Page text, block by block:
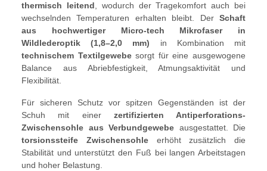
thermisch leitend , wodurch der Tragekomfort auch bei
wechselnden Temperaturen erhalten bleibt. Der Schaft
aus hochwertiger Micro-tech Mikrofaser in
Wildlederoptik (1,8–2,0 mm) in Kombination mit
technischem Textilgewebesorgt für eine ausgewogene
Balance aus Abriebfestigkeit, Atmungsaktivität und
Flexibilität.
Für sicheren Schutz vor spitzen Gegenständen ist der
Schuh mit einer zertifizierten Antiperforations-
Zwischensohle aus Verbundgewebe ausgestattet. Die
torsionssteife Zwischensohleerhöht zusätzlich die
Stabilität und unterstützt den Fuß bei langen Arbeitstagen
und hoher Belastung.